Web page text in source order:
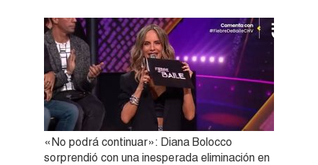
«No podrá continuar»: Diana Bolocco
sorprendió con una inesperada eliminación en